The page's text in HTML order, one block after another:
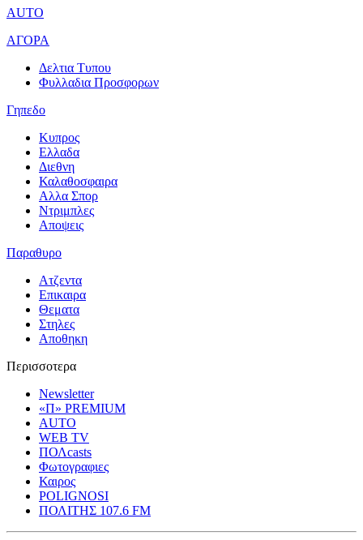
AUTO
ΑΓΟΡΑ
Δελτια Τυπου
Φυλλαδια Προσφορων
Γηπεδο
Κυπρος
Ελλαδα
Διεθνη
Καλαθοσφαιρα
Αλλα Σπορ
Ντριμπλες
Αποψεις
Παραθυρο
Ατζεντα
Επικαιρα
Θεματα
Στηλες
Αποθηκη
Περισσοτερα
Newsletter
«Π» PREMIUM
AUTO
WEB TV
ΠΟΛcasts
Φωτογραφιες
Καιρος
POLIGNOSI
ΠΟΛΙΤΗΣ 107.6 FM